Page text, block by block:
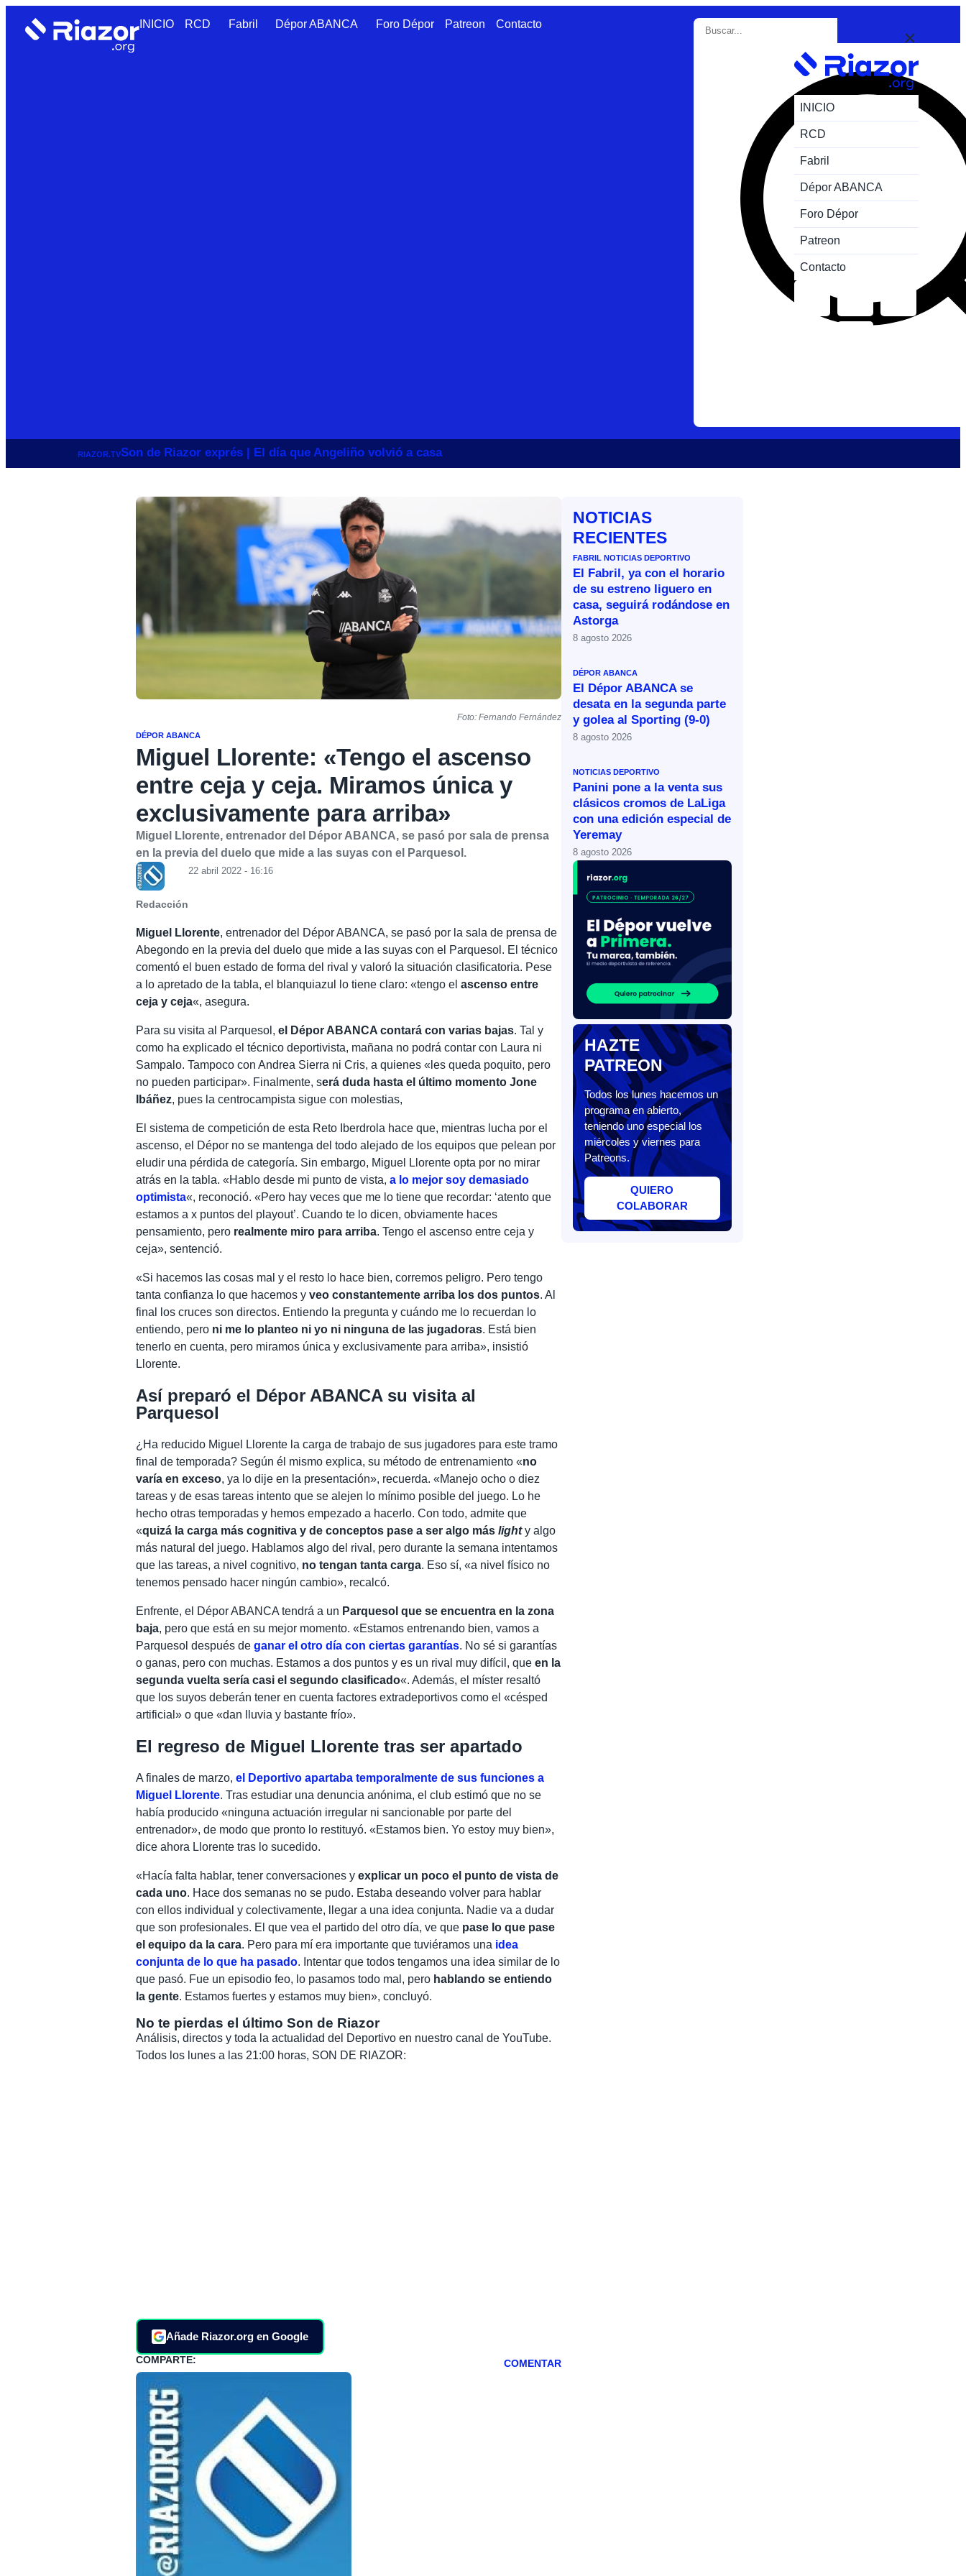
INICIO RCD Fabril Dépor ABANCA Foro Dépor Patreon Contacto
INICIO
RCD
Fabril
Dépor ABANCA
Foro Dépor
Patreon
Contacto
RIAZOR.TVSon de Riazor exprés | El día que Angeliño volvió a casa
Foto: Fernando Fernández
DÉPOR ABANCA
Miguel Llorente: «Tengo el ascenso
entre ceja y ceja. Miramos única y
exclusivamente para arriba»
Miguel Llorente, entrenador del Dépor ABANCA, se pasó por sala de prensa
en la previa del duelo que mide a las suyas con el Parquesol.
Redacción
22 abril 2022 - 16:16
Miguel Llorente, entrenador del Dépor ABANCA, se pasó por la sala de prensa de
Abegondo en la previa del duelo que mide a las suyas con el Parquesol. El técnico
comentó el buen estado de forma del rival y valoró la situación clasificatoria. Pese
a lo apretado de la tabla, el blanquiazul lo tiene claro: «tengo elascenso entre
ceja y ceja«, asegura.
Para su visita al Parquesol,el Dépor ABANCA contará con varias bajas. Tal y
como ha explicado el técnico deportivista, mañana no podrá contar con Laura ni
Sampalo. Tampoco con Andrea Sierra ni Cris, a quienes «les queda poquito, pero
no pueden participar». Finalmente, será duda hasta el último momento Jone
Ibáñez, pues la centrocampista sigue con molestias,
El sistema de competición de esta Reto Iberdrola hace que, mientras lucha por el
ascenso, el Dépor no se mantenga del todo alejado de los equipos que pelean por
eludir una pérdida de categoría. Sin embargo, Miguel Llorente opta por no mirar
atrás en la tabla. «Hablo desde mi punto de vista,a lo mejor soy demasiado
optimista«, reconoció. «Pero hay veces que me lo tiene que recordar: ‘atento que
estamos a x puntos del playout’. Cuando te lo dicen, obviamente haces
pensamiento, pero realmente miro para arriba. Tengo el ascenso entre ceja y
ceja», sentenció.
«Si hacemos las cosas mal y el resto lo hace bien, corremos peligro. Pero tengo
tanta confianza lo que hacemos yveo constantemente arriba los dos puntos. Al
final los cruces son directos. Entiendo la pregunta y cuándo me lo recuerdan lo
entiendo, pero ni me lo planteo ni yo ni ninguna de las jugadoras. Está bien
tenerlo en cuenta, pero miramos única y exclusivamente para arriba», insistió
Llorente.
Así preparó el Dépor ABANCA su visita al
Parquesol
¿Ha reducido Miguel Llorente la carga de trabajo de sus jugadores para este tramo
final de temporada? Según él mismo explica, su método de entrenamiento «no
varía en exceso, ya lo dije en la presentación», recuerda. «Manejo ocho o diez
tareas y de esas tareas intento que se alejen lo mínimo posible del juego. Lo he
hecho otras temporadas y hemos empezado a hacerlo. Con todo, admite que
«quizá la carga más cognitiva y de conceptos pase a ser algo máslighty algo
más natural del juego. Hablamos algo del rival, pero durante la semana intentamos
que las tareas, a nivel cognitivo, no tengan tanta carga. Eso sí, «a nivel físico no
tenemos pensado hacer ningún cambio», recalcó.
Enfrente, el Dépor ABANCA tendrá a un Parquesol que se encuentra en la zona
baja, pero que está en su mejor momento. «Estamos entrenando bien, vamos a
Parquesol después deganar el otro día con ciertas garantías. No sé si garantías
o ganas, pero con muchas. Estamos a dos puntos y es un rival muy difícil, queen la
segunda vuelta sería casi el segundo clasificado«. Además, el míster resaltó
que los suyos deberán tener en cuenta factores extradeportivos como el «césped
artificial» o que «dan lluvia y bastante frío».
El regreso de Miguel Llorente tras ser apartado
A finales de marzo,el Deportivo apartaba temporalmente de sus funciones a
Miguel Llorente. Tras estudiar una denuncia anónima, el club estimó que no se
había producido «ninguna actuación irregular ni sancionable por parte del
entrenador», de modo que pronto lo restituyó. «Estamos bien. Yo estoy muy bien»,
dice ahora Llorente tras lo sucedido.
«Hacía falta hablar, tener conversaciones yexplicar un poco el punto de vista de
cada uno. Hace dos semanas no se pudo. Estaba deseando volver para hablar
con ellos individual y colectivamente, llegar a una idea conjunta. Nadie va a dudar
que son profesionales. El que vea el partido del otro día, ve que pase lo que pase
el equipo da la cara. Pero para mí era importante que tuviéramos una idea
conjunta de lo que ha pasado. Intentar que todos tengamos una idea similar de lo
que pasó. Fue un episodio feo, lo pasamos todo mal, pero hablando se entiendo
la gente. Estamos fuertes y estamos muy bien», concluyó.
No te pierdas el último Son de Riazor
Análisis, directos y toda la actualidad del Deportivo en nuestro canal de YouTube.
Todos los lunes a las 21:00 horas, SON DE RIAZOR:
Añade Riazor.org en Google
COMPARTE: COMENTAR
NOTICIAS
RECIENTES
FABRIL NOTICIAS DEPORTIVO
El Fabril, ya con el horario
de su estreno liguero en
casa, seguirá rodándose en
Astorga
8 agosto 2026
DÉPOR ABANCA
El Dépor ABANCA se
desata en la segunda parte
y golea al Sporting (9-0)
8 agosto 2026
NOTICIAS DEPORTIVO
Panini pone a la venta sus
clásicos cromos de LaLiga
con una edición especial de
Yeremay
8 agosto 2026
HAZTE
PATREON
Todos los lunes hacemos un
programa en abierto,
teniendo uno especial los
miércoles y viernes para
Patreons.
QUIERO
COLABORAR